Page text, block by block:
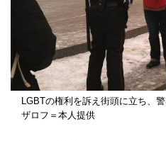
LGBTの権利を訴え街頭に立ち、
ザロフ＝本人提供